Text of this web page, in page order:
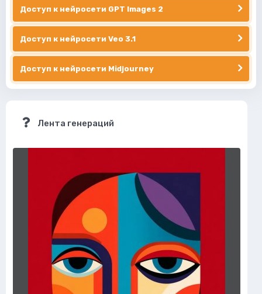
Доступ к нейросети GPT Images 2
Доступ к нейросети Veo 3.1
Доступ к нейросети Midjourney
Лента генераций